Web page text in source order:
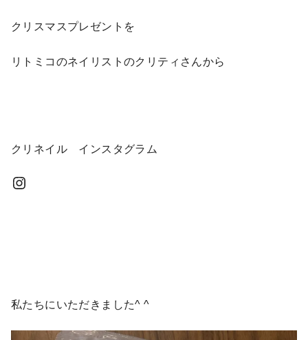
クリスマスプレゼントを
リトミコのネイリストのクリティさんから
クリネイル インスタグラム
Instagram
私たちにいただきました^ ^